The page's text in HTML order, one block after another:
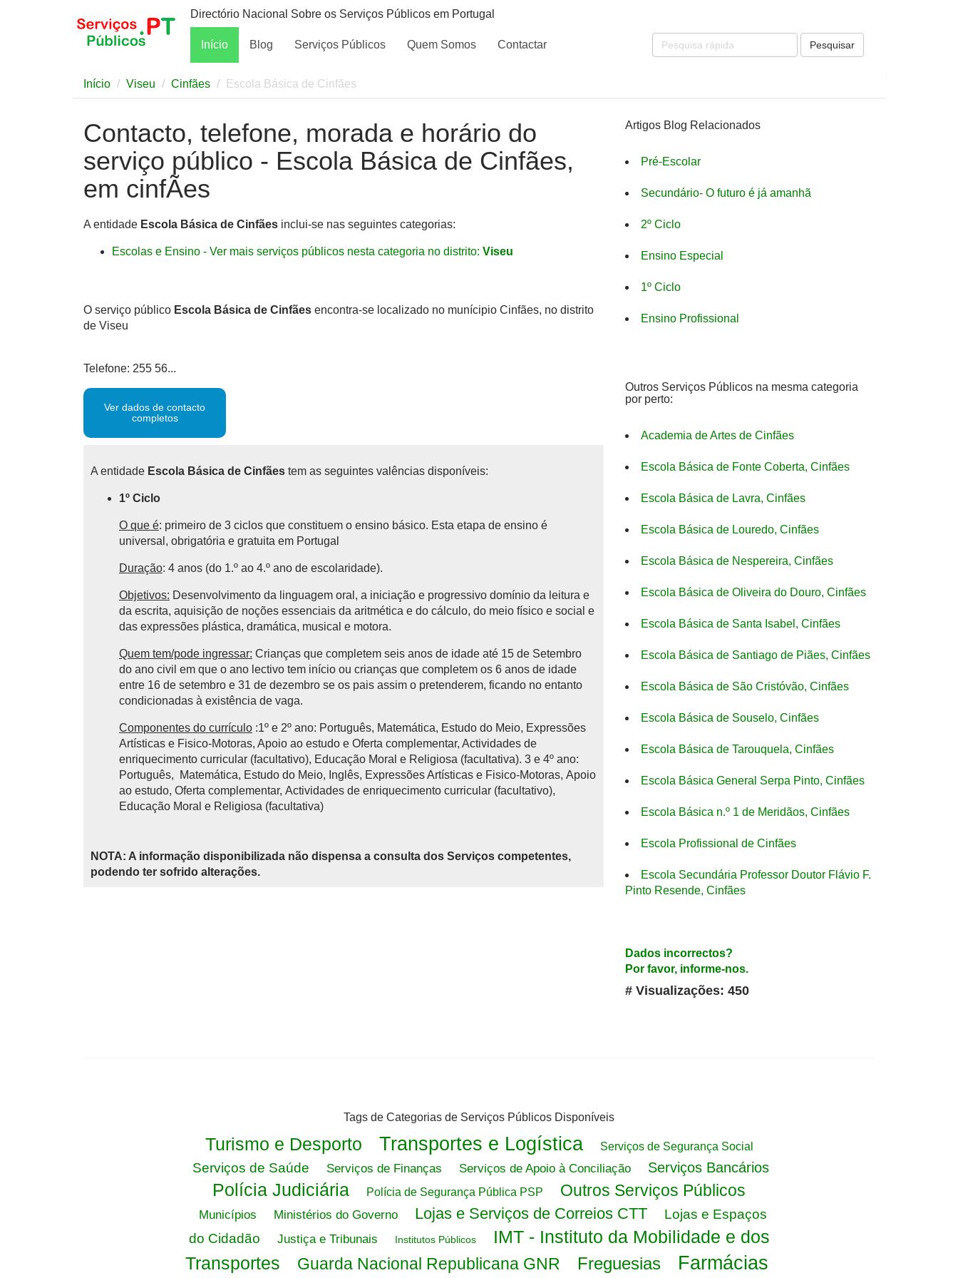
Directório Nacional Sobre os Serviços Públicos em Portugal
Início Blog Serviços Públicos Quem Somos Contactar Pesquisar
Início Viseu Cinfães Escola Básica de Cinfães
Contacto, telefone, morada e horário do
serviço público - Escola Básica de Cinfães,
em cinfÃes
A entidade Escola Básica de Cinfães inclui-se nas seguintes categorias:
Escolas e Ensino - Ver mais serviços públicos nesta categoria no distrito: Viseu
O serviço público Escola Básica de Cinfães encontra-se localizado no munícipio Cinfães, no distrito
de Viseu
Telefone: 255 56...
Ver dados de contacto
completos
A entidade Escola Básica de Cinfães tem as seguintes valências disponíveis:
1º Ciclo
O que é: primeiro de 3 ciclos que constituem o ensino básico. Esta etapa de ensino é
universal, obrigatória e gratuita em Portugal
Duração: 4 anos (do 1.º ao 4.º ano de escolaridade).
Objetivos: Desenvolvimento da linguagem oral, a iniciação e progressivo domínio da leitura e
da escrita, aquisição de noções essenciais da aritmética e do cálculo, do meio físico e social e
das expressões plástica, dramática, musical e motora.
Quem tem/pode ingressar: Crianças que completem seis anos de idade até 15 de Setembro
do ano civil em que o ano lectivo tem início ou crianças que completem os 6 anos de idade
entre 16 de setembro e 31 de dezembro se os pais assim o pretenderem, ficando no entanto
condicionadas à existência de vaga.
Componentes do currículo :1º e 2º ano: Português, Matemática, Estudo do Meio, Expressões
Artísticas e Fisico-Motoras, Apoio ao estudo e Oferta complementar, Actividades de
enriquecimento curricular (facultativo), Educação Moral e Religiosa (facultativa). 3 e 4º ano:
Português, Matemática, Estudo do Meio, Inglês, Expressões Artísticas e Fisico-Motoras, Apoio
ao estudo, Oferta complementar, Actividades de enriquecimento curricular (facultativo),
Educação Moral e Religiosa (facultativa)
NOTA: A informação disponibilizada não dispensa a consulta dos Serviços competentes,
podendo ter sofrido alterações.
Artigos Blog Relacionados
Pré-Escolar
Secundário- O futuro é já amanhã
2º Ciclo
Ensino Especial
1º Ciclo
Ensino Profissional
Outros Serviços Públicos na mesma categoria
por perto:
Academia de Artes de Cinfães
Escola Básica de Fonte Coberta, Cinfães
Escola Básica de Lavra, Cinfães
Escola Básica de Louredo, Cinfães
Escola Básica de Nespereira, Cinfães
Escola Básica de Oliveira do Douro, Cinfães
Escola Básica de Santa Isabel, Cinfães
Escola Básica de Santiago de Piães, Cinfães
Escola Básica de São Cristóvão, Cinfães
Escola Básica de Souselo, Cinfães
Escola Básica de Tarouquela, Cinfães
Escola Básica General Serpa Pinto, Cinfães
Escola Básica n.º 1 de Meridãos, Cinfães
Escola Profissional de Cinfães
Escola Secundária Professor Doutor Flávio F.
Pinto Resende, Cinfães
Dados incorrectos?
Por favor, informe-nos.
# Visualizações: 450
Tags de Categorias de Serviços Públicos Disponíveis
Turismo e Desporto Transportes e Logística Serviços de Segurança Social
Serviços de Saúde Serviços de Finanças Serviços de Apoio à Conciliação Serviços Bancários
Polícia Judiciária Polícia de Segurança Pública PSP Outros Serviços Públicos
Municípios Ministérios do Governo Lojas e Serviços de Correios CTT
Lojas e Espaços
do Cidadão
Justiça e Tribunais Institutos Públicos
IMT - Instituto da Mobilidade e dos
Transportes
Guarda Nacional Republicana GNR Freguesias Farmácias